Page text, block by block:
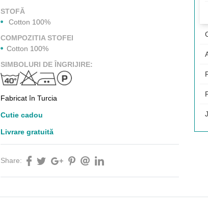
STOFĂ
Cotton 100%
COMPOZITIA STOFEI
Cotton 100%
SIMBOLURI DE ÎNGRIJIRE:
Fabricat în Turcia
Cutie cadou
Livrare gratuită
Share: